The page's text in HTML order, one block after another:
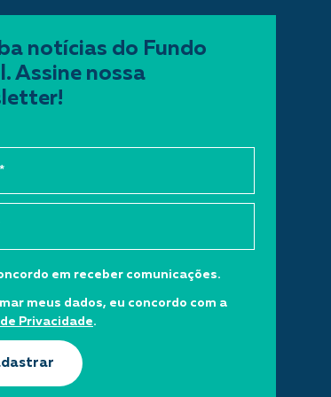
notícias do Fundo
Assine nossa
em receber comunicações.
meus dados, eu concordo com a
Privacidade.